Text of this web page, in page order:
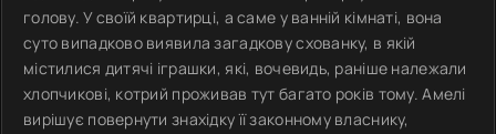
голову. У своїй квартирці, а саме у ванній кімнаті, вона
суто випадково виявила загадкову схованку, в якій
містилися дитячі іграшки, які, вочевидь, раніше належали
хлопчикові, котрий проживав тут багато років тому. Амелі
вирішує повернути знахідку її законному власнику,